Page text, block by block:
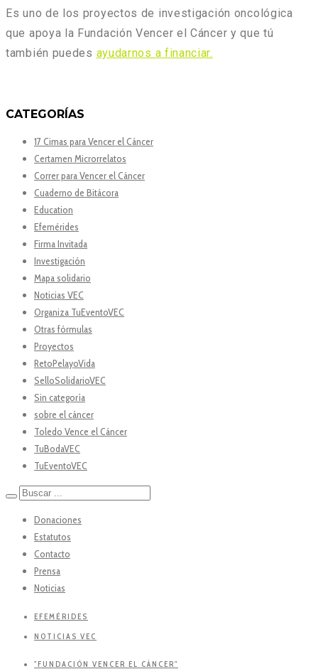
Es uno de los proyectos de investigación oncológica
que apoya la Fundación Vencer el Cáncer y que tú
también puedes ayudarnos a financiar.
CATEGORÍAS
17 Cimas para Vencer el Cáncer
Certamen Microrrelatos
Correr para Vencer el Cáncer
Cuaderno de Bitácora
Education
Efemérides
Firma Invitada
Investigación
Mapa solidario
Noticias VEC
Organiza TuEventoVEC
Otras fórmulas
Proyectos
RetoPelayoVida
SelloSolidarioVEC
Sin categoría
sobre el cáncer
Toledo Vence el Cáncer
TuBodaVEC
TuEventoVEC
Donaciones
Estatutos
Contacto
Prensa
Noticias
EFEMÉRIDES
NOTICIAS VEC
"FUNDACIÓN VENCER EL CÁNCER"